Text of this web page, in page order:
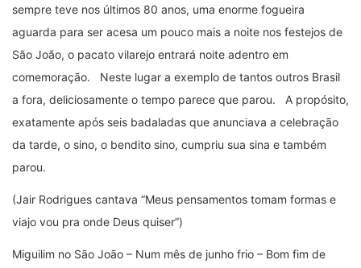
sempre teve nos últimos 80 anos, uma enorme fogueira
aguarda para ser acesa um pouco mais a noite nos festejos de
São João, o pacato vilarejo entrará noite adentro em
comemoração. Neste lugar a exemplo de tantos outros Brasil
a fora, deliciosamente o tempo parece que parou. A propósito,
exatamente após seis badaladas que anunciava a celebração
da tarde, o sino, o bendito sino, cumpriu sua sina e também
parou.
(Jair Rodrigues cantava “Meus pensamentos tomam formas e
viajo vou pra onde Deus quiser”)
Miguilim no São João – Num mês de junho frio – Bom fim de